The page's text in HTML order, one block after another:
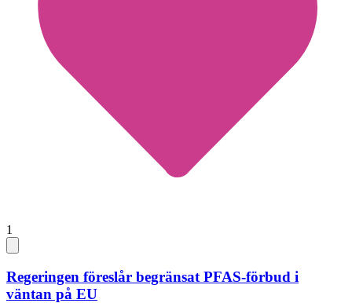
1
Regeringen föreslår begränsat PFAS-förbud i
väntan på EU